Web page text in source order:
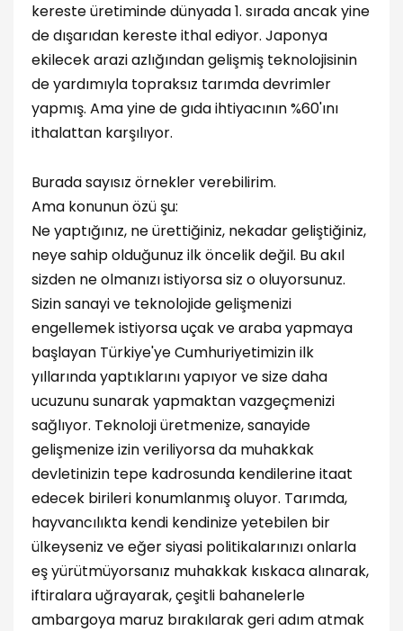
kereste üretiminde dünyada 1. sırada ancak yine
de dışarıdan kereste ithal ediyor. Japonya
ekilecek arazi azlığından gelişmiş teknolojisinin
de yardımıyla topraksız tarımda devrimler
yapmış. Ama yine de gıda ihtiyacının %60'ını
ithalattan karşılıyor.
Burada sayısız örnekler verebilirim.
Ama konunun özü şu:
Ne yaptığınız, ne ürettiğiniz, nekadar geliştiğiniz,
neye sahip olduğunuz ilk öncelik değil. Bu akıl
sizden ne olmanızı istiyorsa siz o oluyorsunuz.
Sizin sanayi ve teknolojide gelişmenizi
engellemek istiyorsa uçak ve araba yapmaya
başlayan Türkiye'ye Cumhuriyetimizin ilk
yıllarında yaptıklarını yapıyor ve size daha
ucuzunu sunarak yapmaktan vazgeçmenizi
sağlıyor. Teknoloji üretmenize, sanayide
gelişmenize izin veriliyorsa da muhakkak
devletinizin tepe kadrosunda kendilerine itaat
edecek birileri konumlanmış oluyor. Tarımda,
hayvancılıkta kendi kendinize yetebilen bir
ülkeyseniz ve eğer siyasi politikalarınızı onlarla
eş yürütmüyorsanız muhakkak kıskaca alınarak,
iftiralara uğrayarak, çeşitli bahanelerle
ambargoya maruz bırakılarak geri adım atmak